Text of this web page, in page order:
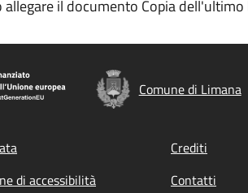
allegare il documento Copia
Comune di Limana
menu Crediti
di accessibilità
Contatti